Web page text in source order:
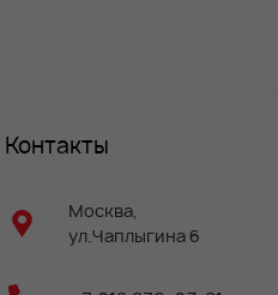
Контакты
Москва,
ул.Чаплыгина 6